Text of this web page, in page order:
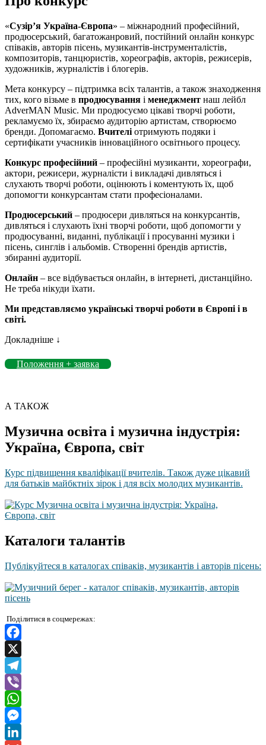
«Сузір’я Україна-Європа» – міжнародний професійний,
продюсерський, багатожанровий, постійний онлайн конкурс
співаків, авторів пісень, музикантів-інструменталістів,
композиторів, танцюристів, хореографів, акторів, режисерів,
художників, журналістів і блогерів.
Мета конкурсу – підтримка всіх талантів, а також знаходження
тих, кого візьме в продюсування і менеджмент наш лейбл
AdverMAN Music. Ми продюсуємо цікаві творчі роботи,
рекламуємо їх, збираємо аудиторію артистам, створюємо
бренди. Допомагаємо. Вчителі отримують подяки і
сертифікати учасників інноваційного освітнього процесу.
Конкурс професійний – професійні музиканти, хореографи,
актори, режисери, журналісти і викладачі дивляться і
слухають творчі роботи, оцінюють і коментують їх, щоб
допомогти конкурсантам стати професіоналами.
Продюсерський – продюсери дивляться на конкурсантів,
дивляться і слухають їхні творчі роботи, щоб допомогти у
продюсуванні, виданні, публікації і просуванні музики і
пісень, синглів і альбомів. Створенні брендів артистів,
збиранні аудиторії.
Онлайн – все відбувається онлайн, в інтернеті, дистанційно.
Не треба нікуди їхати.
Ми представляємо українські творчі роботи в Європі і в
світі.
Докладніше ↓
Положення + заявка
А ТАКОЖ
Музична освіта і музична індустрія:
Україна, Європа, світ
Курс підвищення кваліфікації вчителів. Також дуже цікавий
для батьків майбктніх зірок і для всіх молодих музикантів.
Каталоги талантів
Публікуйтеся в каталогах співаків, музикантів і авторів пісень:
Поділитися в соцмережах:
Facebook
X
Telegram
Viber
WhatsApp
Messenger